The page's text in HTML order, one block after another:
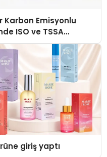
Karbon Emisyonlu
ISO ve TSSA
giriş yaptı